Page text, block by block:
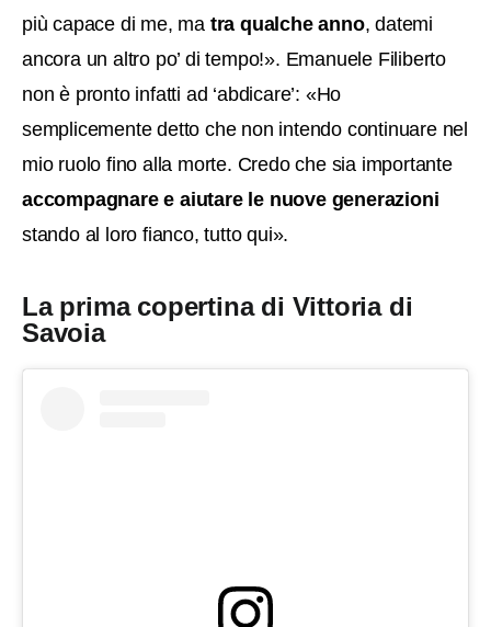
più capace di me, ma tra qualche anno, datemi
ancora un altro po’ di tempo!». Emanuele Filiberto
non è pronto infatti ad ‘abdicare’: «Ho
semplicemente detto che non intendo continuare nel
mio ruolo fino alla morte. Credo che sia importante
accompagnare e aiutare le nuove generazioni
stando al loro fianco, tutto qui».
La prima copertina di Vittoria di
Savoia